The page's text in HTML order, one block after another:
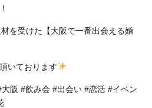
材を受けた【大阪で一番出会える婚
いております
阪 #飲み会 #出会い #恋活 #イベン